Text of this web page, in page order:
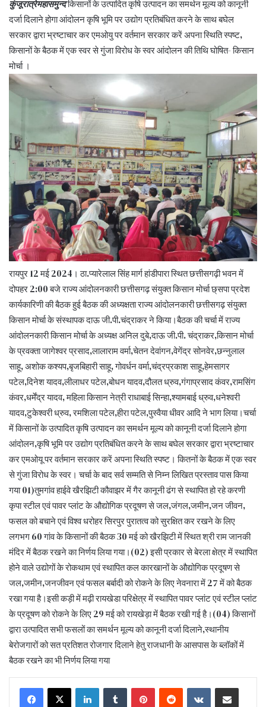
कुंजूरात्रेमहासमुन्दकिसानों के उत्पादित कृषि उत्पादन का समर्थन मूल्य को कानूनी
दर्जा दिलाने होगा आंदोलन कृषि भूमि पर उद्योग प्रतिबंधित करने के साथ बघेल
सरकार द्वारा भ्रष्टाचार कर एमओयु पर वर्तमान सरकार करें अपना स्थिति स्पष्ट,
किसानों के बैठक में एक स्वर से गुंजा विरोध के स्वर आंदोलन की तिथि घोषित- किसान
मोर्चा ।
रायपुर 12 मई 2024। ठा.प्यारेलाल सिंह मार्ग हांडीपारा स्थित छत्तीसगढ़ी भवन में
दोपहर 2:00 बजे राज्य आंदोलनकारी छत्तीसगढ़ संयुक्त किसान मोर्चा छ्सपा प्रदेश
कार्यकारिणी की बैठक हुई बैठक की अध्यक्षता राज्य आंदोलनकारी छत्तीसगढ़ संयुक्त
किसान मोर्चा के संस्थापक दाऊ जी.पी.चंद्राकर ने किया।बैठक की चर्चा में राज्य
आंदोलनकारी किसान मोर्चा के अध्यक्ष अनिल दुबे,दाऊ जी.पी. चंद्राकर,किसान मोर्चा
के प्रवक्ता जागेश्वर प्रसाद,लालाराम वर्मा,चेतन देवांगन,वेगेंद्र सोनवेर,छन्नुलाल
साहू, अशोक कश्यप,बृजबिहारी साहू, गोवर्धन वर्मा,चंद्रप्रकाश साहू,हेमसागर
पटेल,दिनेश यादव,लीलाधर पटेल,बोधन यादव,दौलत ध्रुव,गंगाप्रसाद कंवर,रामसिंग
कंवर,धर्मेंद्र यादव, महिला किसान नेत्री राधाबाई सिन्हा,श्यामबाई ध्रुव,धनेश्वरी
यादव,टुकेश्वरी ध्रुव, रमशिला पटेल,हीरा पटेल,पुस्वैया धीवर आदि ने भाग लिया।चर्चा
में किसानों के उत्पादित कृषि उत्पादन का समर्थन मूल्य को कानूनी दर्जा दिलाने होगा
आंदोलन,कृषि भूमि पर उद्योग प्रतिबंधित करने के साथ बघेल सरकार द्वारा भ्रष्टाचार
कर एमओयू पर वर्तमान सरकार करें अपना स्थिति स्पष्ट। कितनों के बैठक में एक स्वर
से गुंजा विरोध के स्वर। चर्चा के बाद सर्व सम्मति से निम्न लिखित प्रस्ताव पास किया
गया 01)तुमगांव हाईवे खैरझिटी कौवाझर में गैर कानूनी ढंग से स्थापित हो रहे करणी
कृपा स्टील एवं पावर प्लांट के औद्योगिक प्रदूषण से जल,जंगल,जमीन,जन जीवन,
फसल को बचाने एवं विश्व धरोहर सिरपुर पुरातत्व को सुरक्षित कर रखने के लिए
लगभग 60 गांव के किसानों की बैठक 30 मई को खैरझिटी में स्थित श्री राम जानकी
मंदिर में बैठक रखने का निर्णय लिया गया।(02) इसी प्रकार से बेरला क्षेत्र में स्थापित
होने वाले उद्योगों के रोकथाम एवं स्थापित कल कारखानों के औद्योगिक प्रदूषण से
जल,जमीन,जनजीवन एवं फसल बर्बादी को रोकने के लिए नेवनारा में 27 में को बैठक
रखा गया है।इसी कड़ी में मढ़ी रायखेडा परिक्षेत्र में स्थापित पावर प्लांट एवं स्टील प्लांट
के प्रदूषण को रोकने के लिए 29 मई को रायखेड़ा में बैठक रखी गई है।(04) किसानों
द्वारा उत्पादित सभी फसलों का समर्थन मूल्य को कानूनी दर्जा दिलाने,स्थानीय
बेरोजगारों को सत प्रतिशत रोजगार दिलाने हेतु राजधानी के आसपास के ब्लॉकों में
बैठक रखने का भी निर्णय लिया गया
LinkedIn VKontakte